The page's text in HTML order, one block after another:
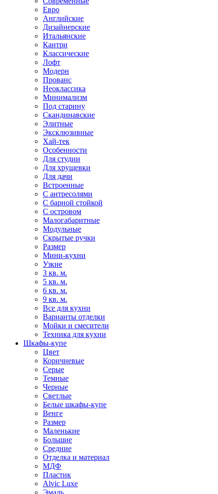
Евро
Английские
Дизайнерские
Итальянские
Кантри
Классические
Лофт
Модерн
Прованс
Неоклассика
Минимализм
Под старину
Скандинавские
Элитные
Эксклюзивные
Хай-тек
Особенности
Для студии
Для хрущевки
Для дачи
Встроенные
С антресолями
С барной стойкой
С островом
Малогабаритные
Модульные
Скрытые ручки
Размер
Мини-кухни
Узкие
3 кв. м.
5 кв. м.
6 кв. м.
9 кв. м.
Все для кухни
Варианты отделки
Мойки и смесители
Техника для кухни
Шкафы-купе
Цвет
Коричневые
Серые
Темные
Черные
Светлые
Белые шкафы-купе
Венге
Размер
Маленькие
Большие
Средние
Отделка и материал
МДФ
Пластик
Alvic Luxe
Эмаль